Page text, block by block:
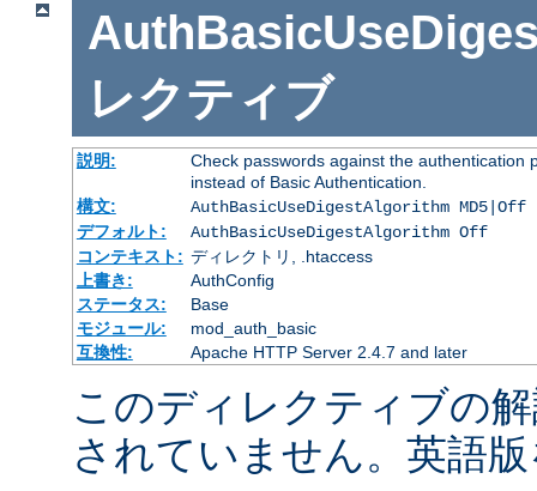
レクティブ
説明:
Check passwords against the authentication
instead of Basic Authentication.
構文:
AuthBasicUseDigestAlgorithm MD5|Off
デフォルト:
AuthBasicUseDigestAlgorithm Off
コンテキスト: ディレクトリ, .htaccess
上書き:
AuthConfig
ステータス:
Base
モジュール:
mod_auth_basic
互換性:
Apache HTTP Server 2.4.7 and later
このディレクティブの
されていません。英語